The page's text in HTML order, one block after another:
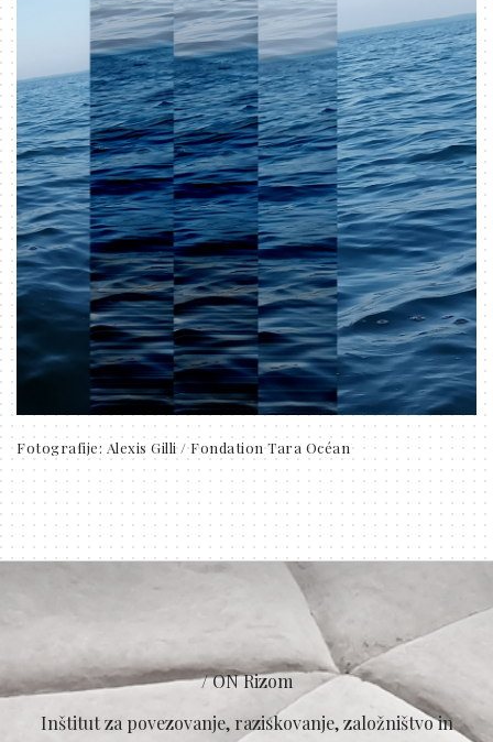
Fotografije: Alexis Gilli / Fondation Tara Océan
/ ON Rizom
Inštitut za povezovanje, raziskovanje, založništvo in